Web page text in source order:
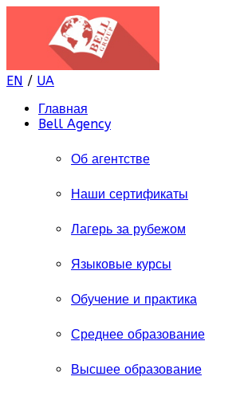
EN / UA
Главная
Bell Agency
Об агентстве
Наши сертификаты
Лагерь за рубежом
Языковые курсы
Обучение и практика
Среднее образование
Высшее образование